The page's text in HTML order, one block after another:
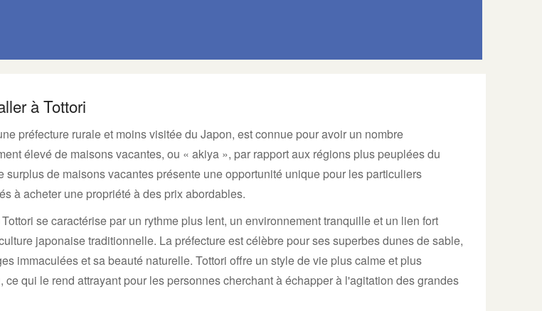
à Tottori
préfecture rurale et moins visitée du Japon, est connue pour avoir un nombre
élevé de maisons vacantes, ou « akiya », par rapport aux régions plus peuplées du
surplus de maisons vacantes présente une opportunité unique pour les particuliers
à acheter une propriété à des prix abordables.
se caractérise par un rythme plus lent, un environnement tranquille et un lien fort
japonaise traditionnelle. La préfecture est célèbre pour ses superbes dunes de sable,
immaculées et sa beauté naturelle. Tottori offre un style de vie plus calme et plus
ce qui le rend attrayant pour les personnes cherchant à échapper à l'agitation des grandes